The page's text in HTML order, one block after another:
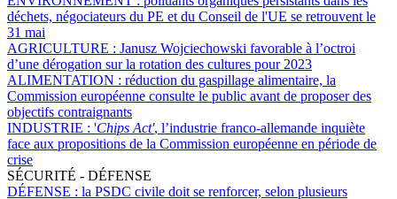
déchets, négociateurs du PE et du Conseil de l'UE se retrouvent le
31 mai
AGRICULTURE : Janusz Wojciechowski favorable à l’octroi
d’une dérogation sur la rotation des cultures pour 2023
ALIMENTATION : réduction du gaspillage alimentaire, la
Commission européenne consulte le public avant de proposer des
objectifs contraignants
INDUSTRIE : 'Chips Act', l’industrie franco-allemande inquiète
face aux propositions de la Commission européenne en période de
crise
SÉCURITÉ - DÉFENSE
DÉFENSE : la PSDC civile doit se renforcer, selon plusieurs